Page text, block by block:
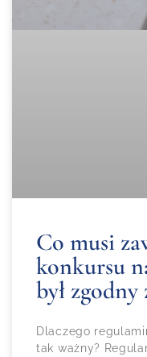
Co musi
konkursu
był zgodny
Dlaczego
tak ważny?